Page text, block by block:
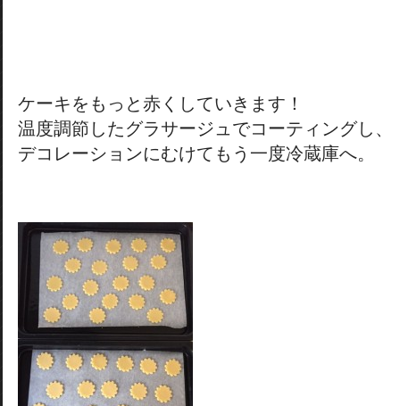
ケーキをもっと赤くしていきます！
温度調節したグラサージュでコーティングし、
デコレーションにむけてもう一度冷蔵庫へ。